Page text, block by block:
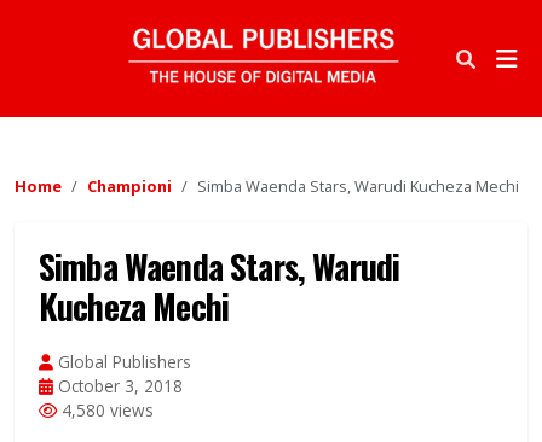
Home Championi Simba Waenda Stars, Warudi Kucheza Mechi
Simba Waenda Stars, Warudi
Kucheza Mechi
Global Publishers
October 3, 2018
4,580 views